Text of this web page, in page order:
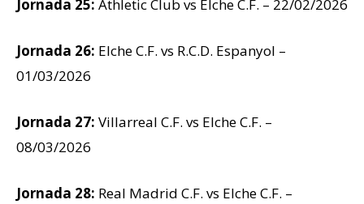
Jornada 25: Athletic Club vs Elche C.F. – 22/02/2026
Jornada 26: Elche C.F. vs R.C.D. Espanyol –
01/03/2026
Jornada 27: Villarreal C.F. vs Elche C.F. –
08/03/2026
Jornada 28: Real Madrid C.F. vs Elche C.F. –